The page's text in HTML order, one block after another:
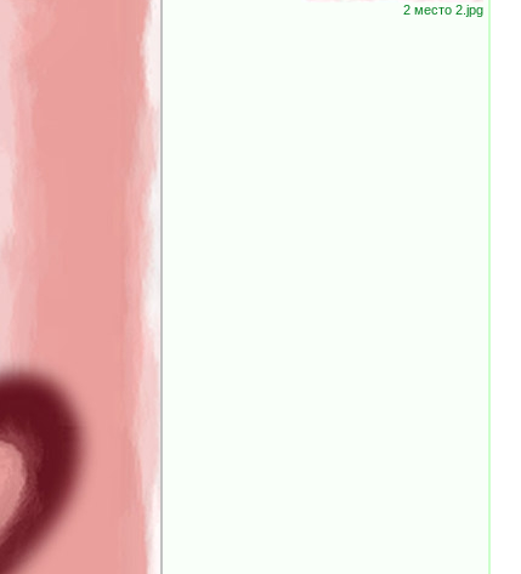
2 место 2.jpg